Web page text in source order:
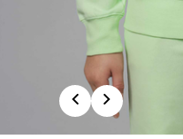
PreviousNext